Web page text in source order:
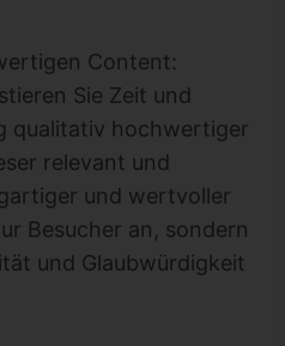
Content:
Sie Zeit und
qualitativ hochwertiger
relevant und
und wertvoller
Besucher an, sondern
und Glaubwürdigkeit